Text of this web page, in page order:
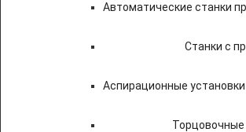
Автоматические станки
Станки с
Аспирационные
Торцовочные